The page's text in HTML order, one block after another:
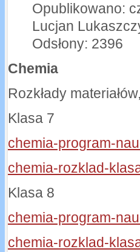
Opublikowano:
Lucjan
Odsłony: 2396
Chemia
Rozkłady
Klasa 7
chemia-program-
chemia-rozklad-
Klasa 8
chemia-program-
chemia-rozklad-